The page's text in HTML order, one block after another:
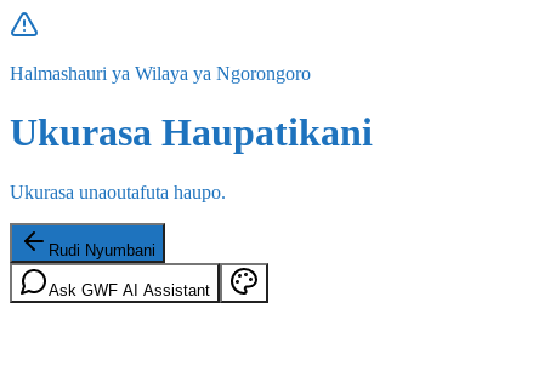
Halmashauri ya Wilaya ya Ngorongoro
Ukurasa Haupatikani
Ukurasa unaoutafuta haupo.
Rudi Nyumbani
Ask GWF AI Assistant